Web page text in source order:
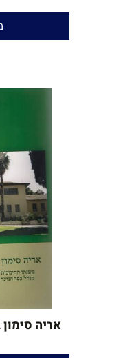
כתב
שנת
אריה